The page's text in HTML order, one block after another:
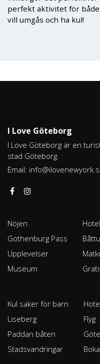
perfekt aktivitet för
vill umgås och ha kul!
I Love Göteborg
I Love Göteborg är en
stad Göteborg.
Email:
Nöjen
Gothenburg Pass
Upplevelser
Museum
Kul saker för barn
Liseberg
Paddan båten
Stadsvandringar
Flyg